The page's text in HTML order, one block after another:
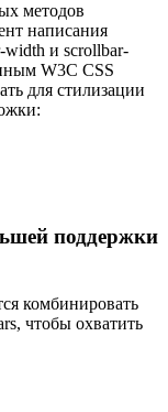
методов
написания
width и scrollbar-
W3C CSS
для стилизации
поддержки
комбинировать
чтобы охватить